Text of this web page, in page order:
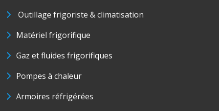
Outillage frigoriste & climatisation
Matériel frigorifique
Gaz et fluides frigorifiques
Pompes à chaleur
Armoires réfrigérées